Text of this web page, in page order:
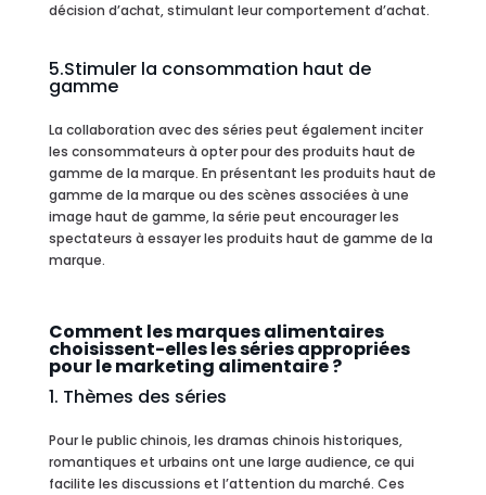
décision d’achat, stimulant leur comportement d’achat.
5.Stimuler la consommation haut de
gamme
La collaboration avec des séries peut également inciter
les consommateurs à opter pour des produits haut de
gamme de la marque. En présentant les produits haut de
gamme de la marque ou des scènes associées à une
image haut de gamme, la série peut encourager les
spectateurs à essayer les produits haut de gamme de la
marque.
Comment les marques alimentaires
choisissent-elles les séries appropriées
pour le marketing alimentaire ?
1. Thèmes des séries
Pour le public chinois, les dramas chinois historiques,
romantiques et urbains ont une large audience, ce qui
facilite les discussions et l’attention du marché. Ces